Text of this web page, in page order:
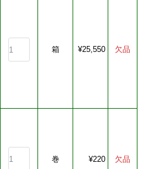
箱 ¥25,550
巻 ¥220